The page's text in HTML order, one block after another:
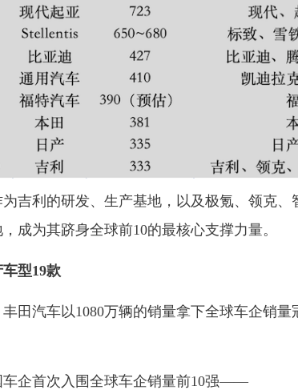
吉利的研发、生产基地，以及极氪、领克、
成为其跻身全球前10的最核心支撑力量。
型19款
丰田汽车以1080万辆的销量拿下全球车企销量
车企首次入围全球车企销量前10强——